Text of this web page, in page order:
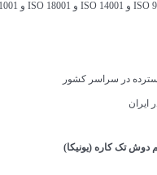
ایران
دوش تک کاره (یونیکا)